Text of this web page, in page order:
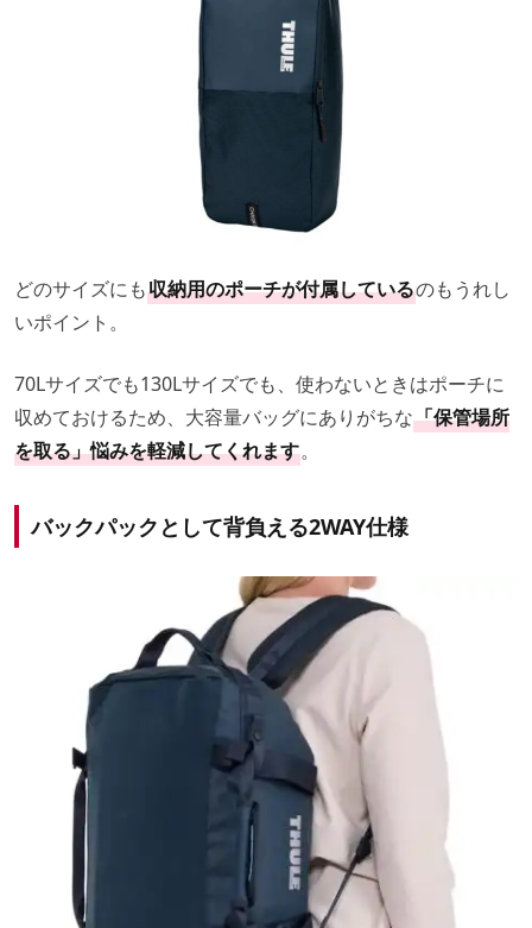
どのサイズにも収納用のポーチが付属しているのもうれし
いポイント。
70Lサイズでも130Lサイズでも、使わないときはポーチに
収めておけるため、大容量バッグにありがちな「保管場所
を取る」悩みを軽減してくれます。
バックパックとして背負える2WAY仕様